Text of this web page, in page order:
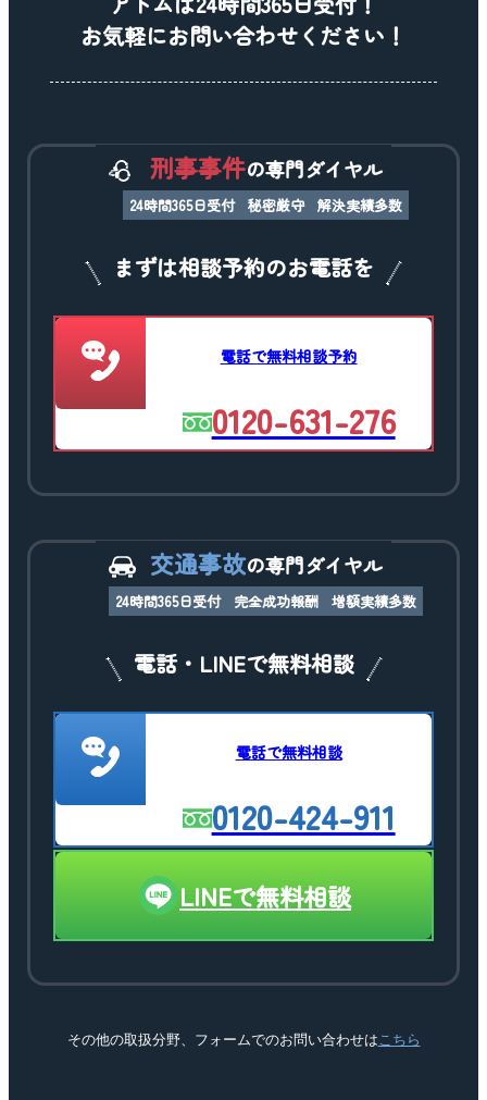
お気軽にお問い合わせください！
刑事事件の専門ダイヤル
24時間365日受付 秘密厳守 解決実績多数
まずは相談予約のお電話を
電話で無料相談予約
0120-631-276
交通事故の専門ダイヤル
24時間365日受付 完全成功報酬 増額実績多数
電話・LINEで無料相談
電話で無料相談
0120-424-911
LINEで無料相談
その他の取扱分野、フォームでのお問い合わせはこちら